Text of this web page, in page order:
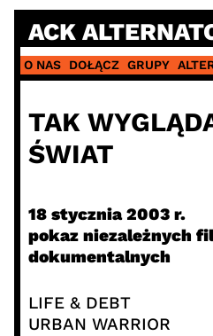
Skip
content
ACK
O NAS DOŁĄCZ GRUPY
TAK
ŚWIAT
18 stycznia 2003 r.
pokaz niezależnych
dokumentalnych
LIFE & DEBT
URBAN WARRIOR